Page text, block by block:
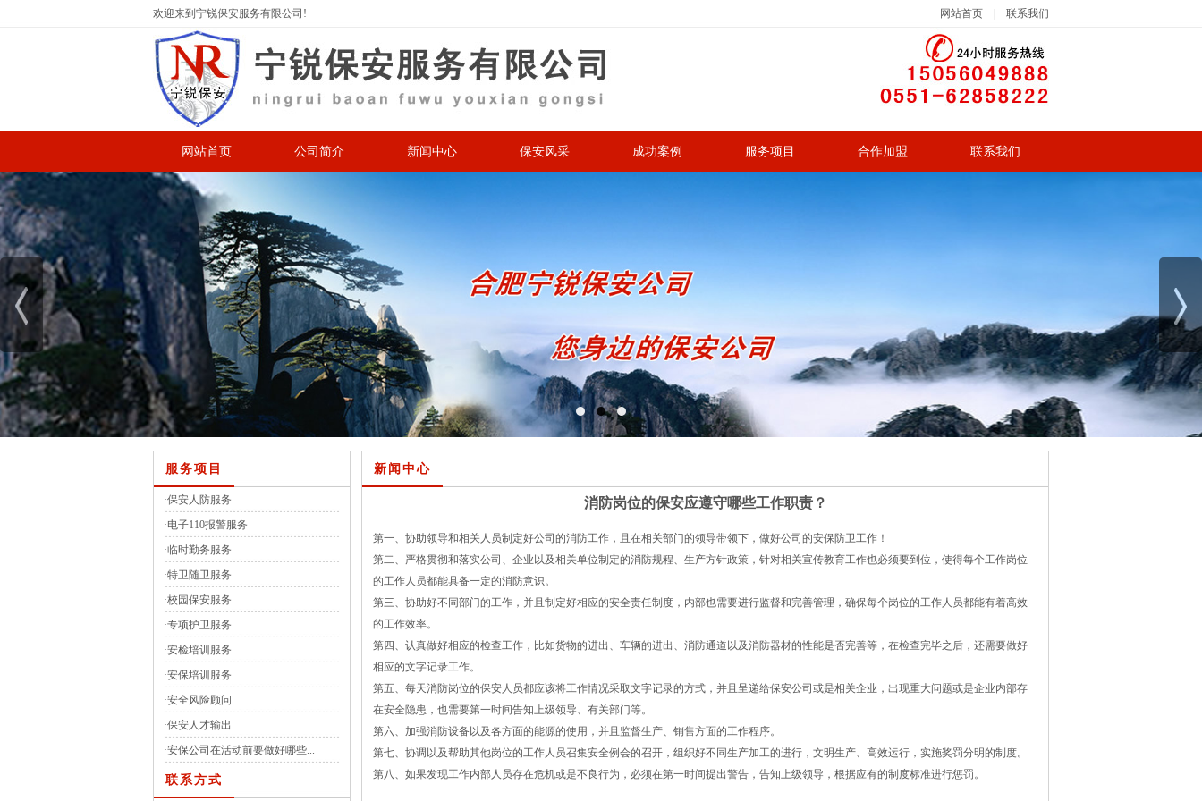
欢迎来到宁锐保安服务有限公司! 网站首页 联系我们
网站首页 公司简介 新闻中心 保安风采 成功案例 服务项目 合作加盟 联系我们
服务项目
·保安人防服务
·电子110报警服务
·临时勤务服务
·特卫随卫服务
·校园保安服务
·专项护卫服务
·安检培训服务
·安保培训服务
·安全风险顾问
·保安人才输出
·安保公司在活动前要做好哪些...
联系方式
新闻中心
消防岗位的保安应遵守哪些工作职责？
第一、协助领导和相关人员制定好公司的消防工作，且在相关部门的领导带领下，做好公司的安保防卫工作！
第二、严格贯彻和落实公司、企业以及相关单位制定的消防规程、生产方针政策，针对相关宣传教育工作也必须要到位，使得每个工作岗位
的工作人员都能具备一定的消防意识。
第三、协助好不同部门的工作，并且制定好相应的安全责任制度，内部也需要进行监督和完善管理，确保每个岗位的工作人员都能有着高效
的工作效率。
第四、认真做好相应的检查工作，比如货物的进出、车辆的进出、消防通道以及消防器材的性能是否完善等，在检查完毕之后，还需要做好
相应的文字记录工作。
第五、每天消防岗位的保安人员都应该将工作情况采取文字记录的方式，并且呈递给保安公司或是相关企业，出现重大问题或是企业内部存
在安全隐患，也需要第一时间告知上级领导、有关部门等。
第六、加强消防设备以及各方面的能源的使用，并且监督生产、销售方面的工作程序。
第七、协调以及帮助其他岗位的工作人员召集安全例会的召开，组织好不同生产加工的进行，文明生产、高效运行，实施奖罚分明的制度。
第八、如果发现工作内部人员存在危机或是不良行为，必须在第一时间提出警告，告知上级领导，根据应有的制度标准进行惩罚。